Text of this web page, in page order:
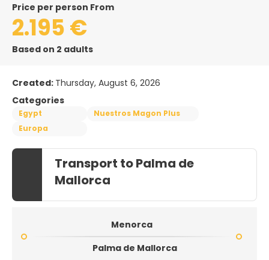
price per person From
2.195 €
Based on 2 adults
Created: Thursday, August 6, 2026
Categories
Egypt
Nuestros Magon Plus
Europa
Transport to Palma de
Mallorca
Menorca
Palma de Mallorca